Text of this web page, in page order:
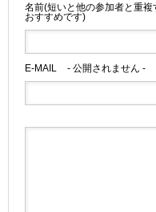
名前(短いと他の参加者と重
おすすめです)
E-MAIL - 公開されません -